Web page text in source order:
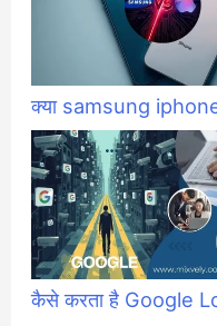
क्या samsung
कैसे करता है Google